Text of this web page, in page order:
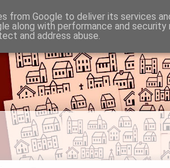
luterāņiem
Baznīca
Par mums
Noderīgi
Informācija
from Google to deliver its services
along with performance and
and address abuse.